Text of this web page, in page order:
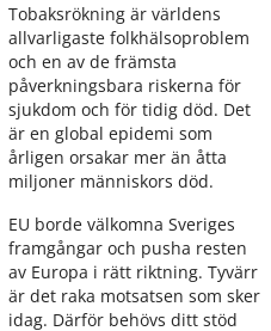
Tobaksrökning är världens
allvarligaste folkhälsoproblem
och en av de främsta
påverkningsbara riskerna för
sjukdom och för tidig död. Det
är en global epidemi som
årligen orsakar mer än åtta
miljoner människors död.
EU borde välkomna Sveriges
framgångar och pusha resten
av Europa i rätt riktning. Tyvärr
är det raka motsatsen som sker
idag. Därför behövs ditt stöd